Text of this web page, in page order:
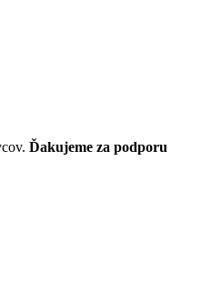
Ďakujeme za podporu